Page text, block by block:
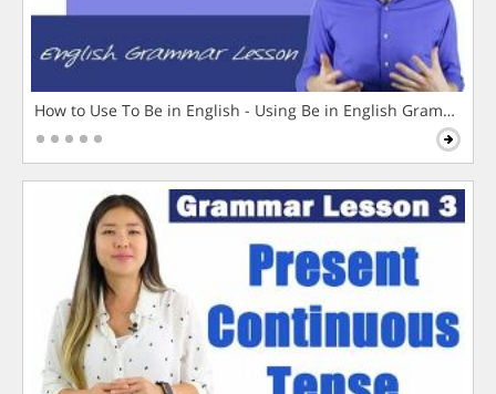
How to Use To Be in English - Using Be in English Grammar